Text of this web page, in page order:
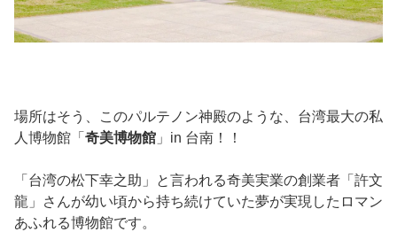
場所はそう、このパルテノン神殿のような、台湾最大の私
人博物館「 奇美博物館 」in 台南！！
「台湾の松下幸之助」と言われる奇美実業の創業者「許文
龍」さんが幼い頃から持ち続けていた夢が実現したロマン
あふれる博物館です。